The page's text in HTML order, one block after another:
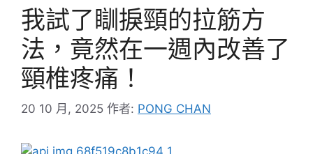
我試了瞓捩頸的拉筋方
法，竟然在一週內改善了
頸椎疼痛！
20 10 月, 2025 作者: PONG CHAN